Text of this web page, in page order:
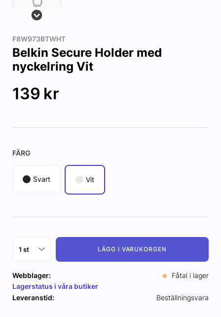
F8W973BTWHT
Belkin Secure Holder med
nyckelring Vit
139 kr
FÄRG
Svart Vit
LÄGG I VARUKORGEN
Webblager:
Fåtal i lager
Lagerstatus i våra butiker
Leveranstid:
Beställningsvara